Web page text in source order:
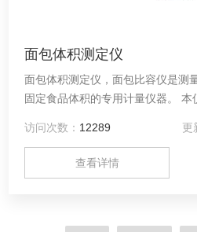
面包体积测定仪
面包体积测定仪，面包比容仪是测
固定食品体积的专用计量仪器。 本
访问次数： 12289 更
查看详情